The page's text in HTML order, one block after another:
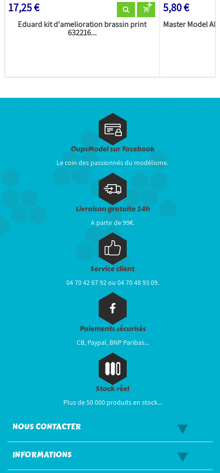
17,25 €
Eduard kit d'amelioration brassin print
632216...
5,80 €
Master Model
OupsModel sur Facebook
Le coin des passionnés du modélisme.
Livraison gratuite 24h
A partir de 99€.
Service client
04 70 42 67 92 ou 04 70 48 93 09.
Paiements sécurisés
CB, Paypal, BNP Paribas...
Stock réel
Plus de 50 000 produits en stock...
NOUS CONTACTER
INFORMATIONS